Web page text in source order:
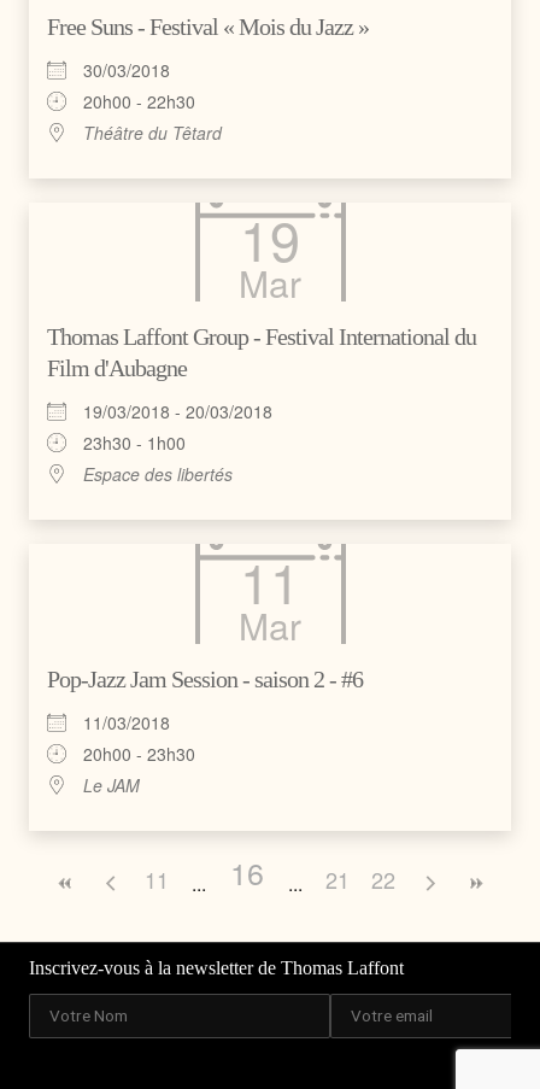
Free Suns - Festival « Mois du Jazz »
30/03/2018
20h00 - 22h30
Théâtre du Têtard
19
Mar
Thomas Laffont Group - Festival International du
Film d'Aubagne
19/03/2018 - 20/03/2018
23h30 - 1h00
Espace des libertés
11
Mar
Pop-Jazz Jam Session - saison 2 - #6
11/03/2018
20h00 - 23h30
Le JAM
11 16 21 22
Inscrivez-vous à la newsletter de Thomas Laffont